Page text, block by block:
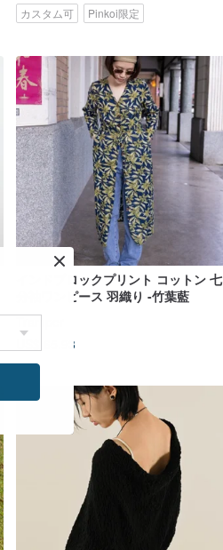
カスタム可 Pinkoi限定
インドブロックプリント コットン 七
分袖ワンピース 羽織り -竹葉藍
Tramper
US$ 65.93